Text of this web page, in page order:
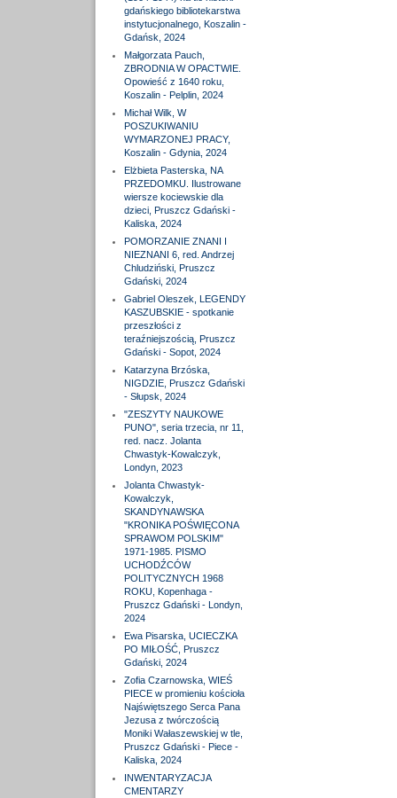
gdańskiego bibliotekarstwa
instytucjonalnego, Koszalin -
Gdańsk, 2024
Małgorzata Pauch,
ZBRODNIA W OPACTWIE.
Opowieść z 1640 roku,
Koszalin - Pelplin, 2024
Michał Wilk, W
POSZUKIWANIU
WYMARZONEJ PRACY,
Koszalin - Gdynia, 2024
Elżbieta Pasterska, NA
PRZEDOMKU. Ilustrowane
wiersze kociewskie dla
dzieci, Pruszcz Gdański -
Kaliska, 2024
POMORZANIE ZNANI I
NIEZNANI 6, red. Andrzej
Chludziński, Pruszcz
Gdański, 2024
Gabriel Oleszek, LEGENDY
KASZUBSKIE - spotkanie
przeszłości z
teraźniejszością, Pruszcz
Gdański - Sopot, 2024
Katarzyna Brzóska,
NIGDZIE, Pruszcz Gdański
- Słupsk, 2024
"ZESZYTY NAUKOWE
PUNO", seria trzecia, nr 11,
red. nacz. Jolanta
Chwastyk-Kowalczyk,
Londyn, 2023
Jolanta Chwastyk-
Kowalczyk,
SKANDYNAWSKA
"KRONIKA POŚWIĘCONA
SPRAWOM POLSKIM"
1971-1985. PISMO
UCHODŹCÓW
POLITYCZNYCH 1968
ROKU, Kopenhaga -
Pruszcz Gdański - Londyn,
2024
Ewa Pisarska, UCIECZKA
PO MIŁOŚĆ, Pruszcz
Gdański, 2024
Zofia Czarnowska, WIEŚ
PIECE w promieniu kościoła
Najświętszego Serca Pana
Jezusa z twórczością
Moniki Wałaszewskiej w tle,
Pruszcz Gdański - Piece -
Kaliska, 2024
INWENTARYZACJA
CMENTARZY